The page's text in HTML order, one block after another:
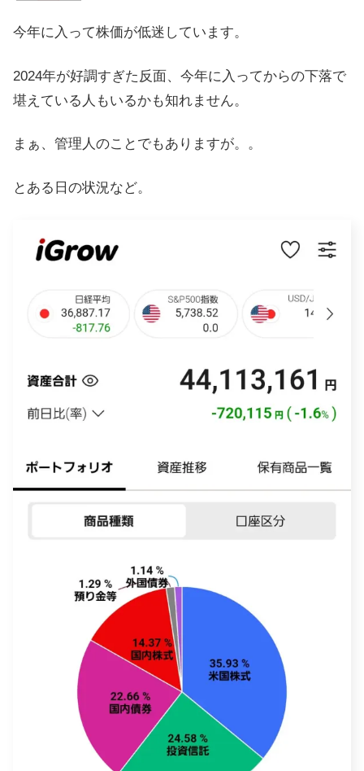
今年に入って株価が低迷しています。
2024年が好調すぎた反面、今年に入ってからの下落で
堪えている人もいるかも知れません。
まぁ、管理人のことでもありますが。。
とある日の状況など。